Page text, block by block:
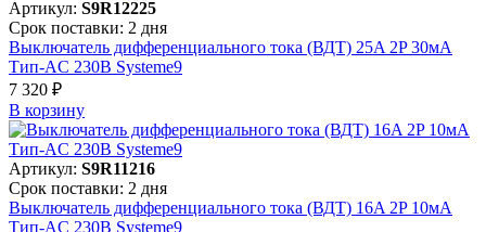
Артикул: S9R12225
Срок поставки: 2 дня
Выключатель дифференциального тока (ВДТ) 25A 2P 30мА
Тип-AC 230В Systeme9
7 320 ₽
В корзинy
Артикул: S9R11216
Срок поставки: 2 дня
Выключатель дифференциального тока (ВДТ) 16A 2P 10мА
Тип-AC 230В Systeme9